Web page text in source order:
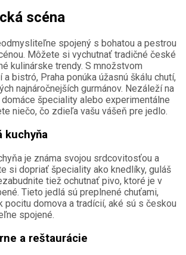
scéna
spojený s bohatou a pestrou
Môžete si vychutnať tradičné české
kulinárske trendy. S množstvom
a bistró, Praha ponúka úžasnú škálu chutí,
najnáročnejších gurmánov. Nezáleží na
špeciality alebo experimentálne
niečo, čo zdieľa vašu vášeň pre jedlo.
kuchyňa
je známa svojou srdcovitosťou a
si dopriať špeciality ako knedlíky, guláš
tiež ochutnať pivo, ktoré je v
Tieto jedlá sú preplnené chuťami,
pocitu domova a tradícií, aké sú s českou
spojené.
a reštaurácie